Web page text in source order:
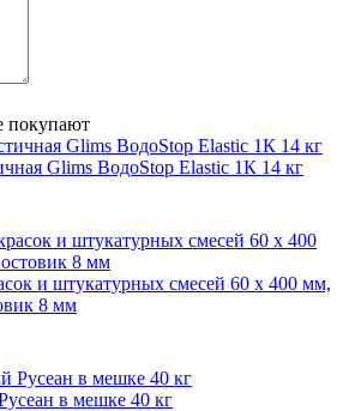
покупают
Glims ВодоStop Elastic 1К 14 кг
и штукатурных смесей 60 x 400 мм,
8 мм
в мешке 40 кг